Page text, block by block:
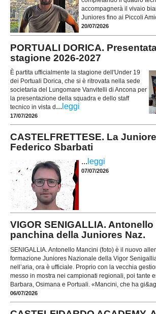
accompagnerà il vivaio
Juniores fino ai Piccoli
20/07/2026
PORTUALI DORICA.
stagione 2026-2027
È partita ufficialmente la stagione dell'Under 19
dei Portuali Dorica, che si è ritrovata nella sede
societaria del Lungomare Vanvitelli di Ancona per
la presentazione della squadra e dello staff
tecnico in vista d ... leggi
17/07/2026
CASTELFRETTESE. La
Federico Sbarbati
... leggi
07/07/2026
VIGOR SENIGALLIA.
panchina della Juniores Naz.
SENIGALLIA. Antonello Mancini (foto) è il nuovo
formazione Juniores Nazionale della Vigor
nell’aria, ora è ufficiale. Proprio con la vecchia
messo in mostra nei campionati regionali, poi tante
Barbara, Osimana e Portuali. «Mancini, che ha gi&ag
06/07/2026